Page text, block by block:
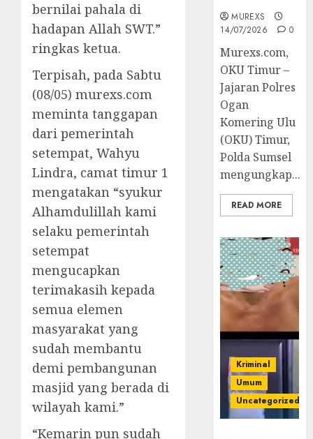
bernilai pahala di
hadapan Allah SWT.”
ringkas ketua.
Terpisah, pada Sabtu
(08/05) murexs.com
meminta tanggapan
dari pemerintah
setempat, Wahyu
Lindra, camat timur 1
mengatakan “syukur
Alhamdulillah kami
selaku pemerintah
setempat
mengucapkan
terimakasih kepada
semua elemen
masyarakat yang
sudah membantu
demi pembangunan
masjid yang berada di
wilayah kami.”
“Kemarin pun sudah
MUREXS
14/07/2026
0
Murexs.com,
OKU Timur –
Jajaran Polres
Ogan
Komering Ulu
(OKU) Timur,
Polda Sumsel
mengungkap...
READ MORE
Kriminal
Umum
Uncategorized